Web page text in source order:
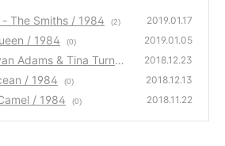
The Smiths / 1984 (2) 2019.01.17
/ 1984 (0) 2019.01.05
Adams & Tina Turner
2018.12.23
/ 1984 (0) 2018.12.13
/ 1984 (0) 2018.11.22